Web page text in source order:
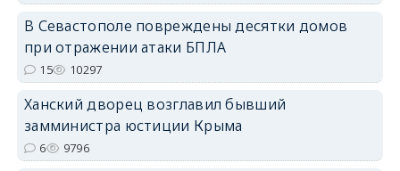
В Севастополе повреждены десятки домов
при отражении атаки БПЛА
15 10297
Ханский дворец возглавил бывший
замминистра юстиции Крыма
6 9796